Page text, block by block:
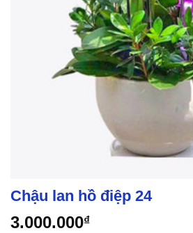
Chậu lan hồ điệp 24
3.000.000₫